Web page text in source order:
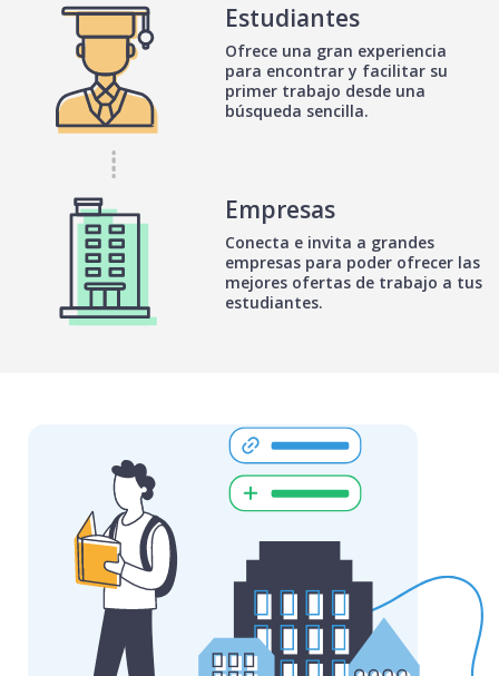
Estudiantes
Ofrece una gran experiencia
para encontrar y facilitar su
primer trabajo desde una
búsqueda sencilla.
Empresas
Conecta e invita a grandes
empresas para poder ofrecer las
mejores ofertas de trabajo a tus
estudiantes.